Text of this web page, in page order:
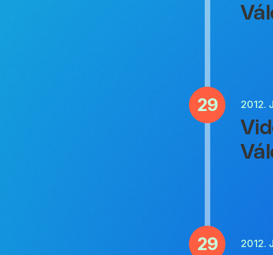
29 2012.
29 2012.